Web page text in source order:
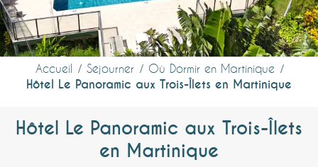
Accueil Séjourner Où Dormir en Martinique
Hôtel Le Panoramic aux Trois-Îlets en Martinique
Hôtel Le Panoramic aux Trois-Îlets
en Martinique